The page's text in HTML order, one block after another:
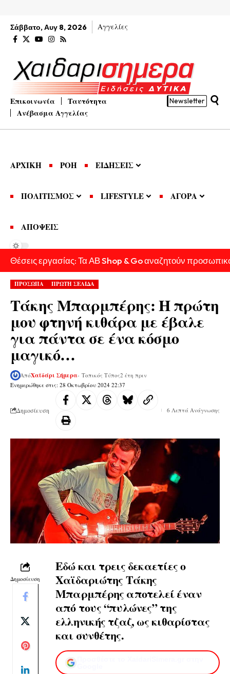
Σάββατο, Αυγ 8, 2026 Αγγελίες
Επικοινωνία
Ταυτότητα
Ανέβασμα Αγγελίας
Newsletter
ΑΡΧΙΚΗ ΡΟΗ ΕΙΔΗΣΕΙΣ
ΠΟΛΙΤΙΣΜΟΣ LIFESTYLE ΑΓΟΡΑ
ΑΠΟΨΕΙΣ
Θέσεις εργασίας: Τα ΑΒ Shop & Go αναζητούν
ΠΡΟΣΩΠΑ ΠΡΩΤΗ ΣΕΛΙΔΑ
Τάκης Μπαρμπέρης: Η πρώτη
μου φτηνή κιθάρα με έβαλε
για πάντα σε ένα κόσμο
μαγικό…
Ενημερώθηκε στις: 28 Οκτωβρίου 2024 22:37
ΑπόΧαϊδάρι Σήμερα- Τοπικός Τύπος2 έτη πριν
Δημοσίευση 6 Λεπτά Ανάγνωσης
Δημοσίευση
Εδώ και τρεις δεκαετίες ο
Χαϊδαριώτης Τάκης
Μπαρμπέρης αποτελεί έναν
από τους “πυλώνες” της
ελληνικής τζαζ, ως κιθαρίστας
και συνθέτης.